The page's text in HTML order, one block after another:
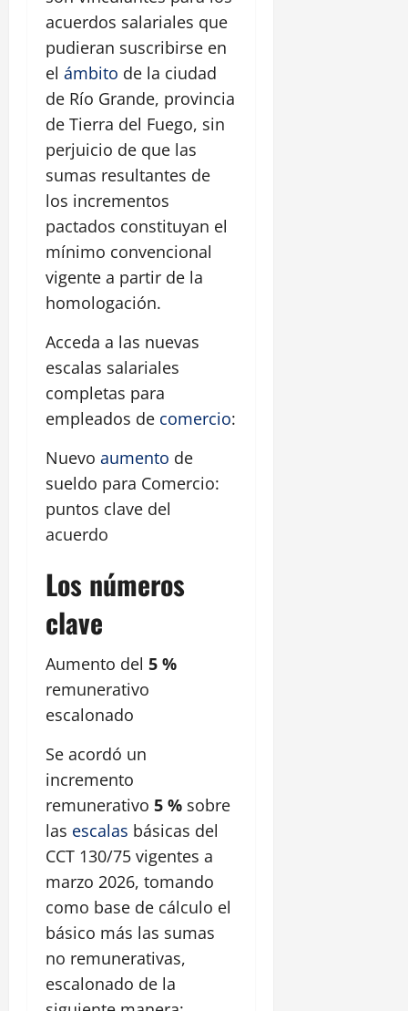
acuerdos salariales que
pudieran suscribirse en
el ámbito de la ciudad
de Río Grande, provincia
de Tierra del Fuego, sin
perjuicio de que las
sumas resultantes de
los incrementos
pactados constituyan el
mínimo convencional
vigente a partir de la
homologación.
Acceda a las nuevas
escalas salariales
completas para
empleados de comercio:
Nuevo aumento de
sueldo para Comercio:
puntos clave del
acuerdo
Los números
clave
Aumento del 5 %
remunerativo
escalonado
Se acordó un
incremento
remunerativo 5 % sobre
las escalas básicas del
CCT 130/75 vigentes a
marzo 2026, tomando
como base de cálculo el
básico más las sumas
no remunerativas,
escalonado de la